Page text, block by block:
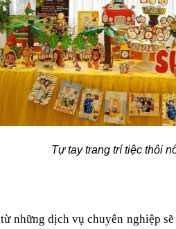
Tự tay trang trí tiệc thôi
từ những dịch vụ chuyên nghiệp